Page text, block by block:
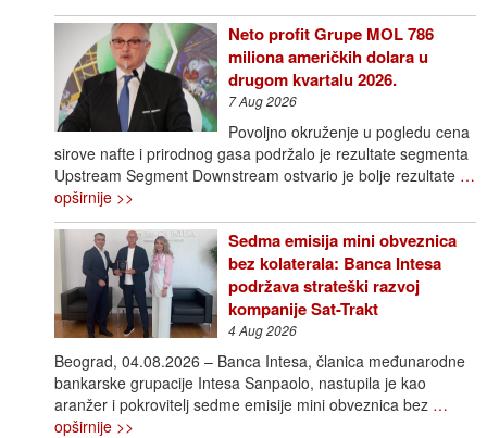
Neto profit Grupe MOL 786
miliona američkih dolara u
drugom kvartalu 2026.
7 Aug 2026
Povoljno okruženje u pogledu cena
sirove nafte i prirodnog gasa podržalo je rezultate segmenta
Upstream Segment Downstream ostvario je bolje rezultate …
opširnije >>
Sedma emisija mini obveznica
bez kolaterala: Banca Intesa
podržava strateški razvoj
kompanije Sat-Trakt
4 Aug 2026
Beograd, 04.08.2026 – Banca Intesa, članica međunarodne
bankarske grupacije Intesa Sanpaolo, nastupila je kao
aranžer i pokrovitelj sedme emisije mini obveznica bez …
opširnije >>